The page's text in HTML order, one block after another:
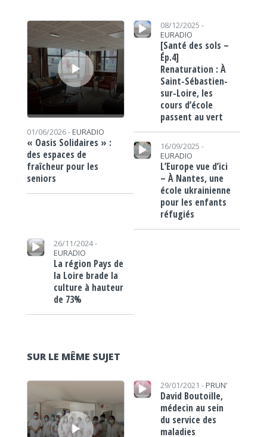
Lecteur audio
01/06/2026 - EURADIO
« Oasis Solidaires » :
des espaces de
fraîcheur pour les
seniors
Lecteur audio
08/12/2025 -
EURADIO
[Santé des sols –
Ép.4]
Renaturation : À
Saint-Sébastien-
sur-Loire, les
cours d’école
passent au vert
Lecteur audio
16/09/2025 -
EURADIO
L’Europe vue d’ici
– À Nantes, une
école ukrainienne
pour les enfants
réfugiés
Lecteur audio
26/11/2024 -
EURADIO
La région Pays de
la Loire brade la
culture à hauteur
de 73%
SUR LE MÊME SUJET
Lecteur audio
Lecteur audio 29/01/2021 - PRUN'
David Boutoille,
médecin au sein
du service des
maladies